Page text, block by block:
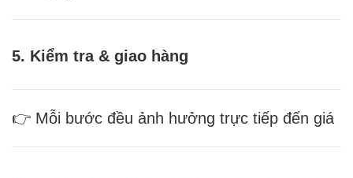
5. Kiểm tra & giao hàng
👉 Mỗi bước đều ảnh hưởng trực tiếp đến giá